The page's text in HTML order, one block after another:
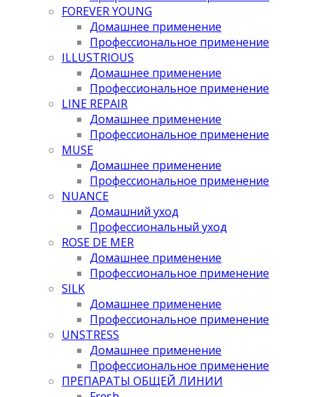
FOREVER YOUNG
Домашнее применение
Профессиональное применение
ILLUSTRIOUS
Домашнее применение
Профессиональное применение
LINE REPAIR
Домашнее применение
Профессиональное применение
MUSE
Домашнее применение
Профессиональное применение
NUANCE
Домашний уход
Профессиональный уход
ROSE DE MER
Домашнее применение
Профессиональное применение
SILK
Домашнее применение
Профессиональное применение
UNSTRESS
Домашнее применение
Профессиональное применение
ПРЕПАРАТЫ ОБЩЕЙ ЛИНИИ